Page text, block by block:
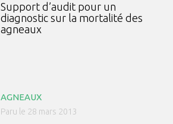
Support d’audit pour un
diagnostic sur la mortalité des
agneaux
AGNEAUX
Paru le 28 mars 2013